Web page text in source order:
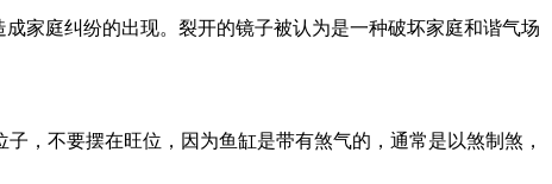
家庭纠纷的出现。裂开的镜子被认为是一种破坏家庭和谐气场
，不要摆在旺位，因为鱼缸是带有煞气的，通常是以煞制煞，